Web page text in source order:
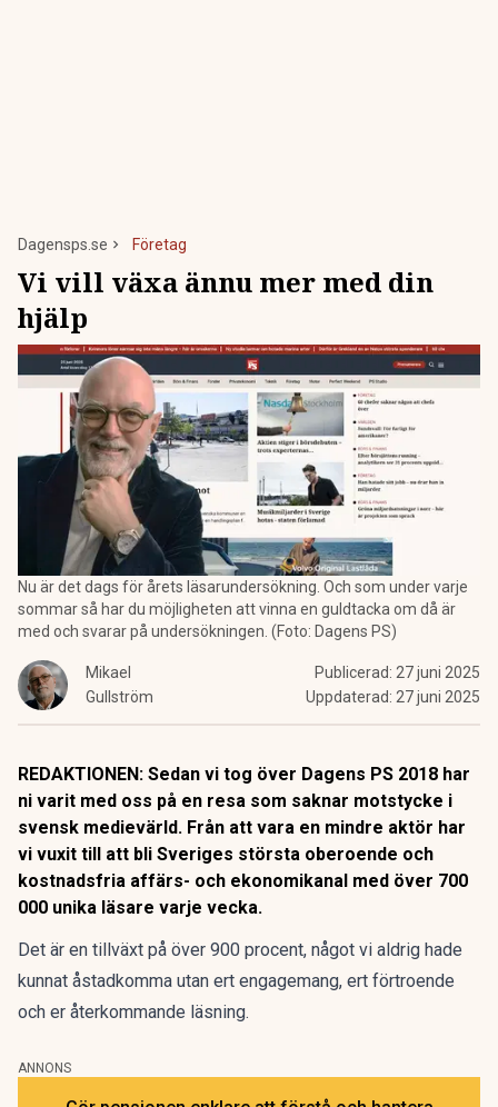
Dagensps.se Företag
Vi vill växa ännu mer med din
hjälp
Nu är det dags för årets läsarundersökning. Och som under varje
sommar så har du möjligheten att vinna en guldtacka om då är
med och svarar på undersökningen. (Foto: Dagens PS)
Mikael
Gullström
Publicerad: 27 juni 2025
Uppdaterad: 27 juni 2025
REDAKTIONEN: Sedan vi tog över Dagens PS 2018 har
ni varit med oss på en resa som saknar motstycke i
svensk medievärld. Från att vara en mindre aktör har
vi vuxit till att bli Sveriges största oberoende och
kostnadsfria affärs- och ekonomikanal med över 700
000 unika läsare varje vecka.
Det är en tillväxt på över 900 procent, något vi aldrig hade
kunnat åstadkomma utan ert engagemang, ert förtroende
och er återkommande läsning.
ANNONS